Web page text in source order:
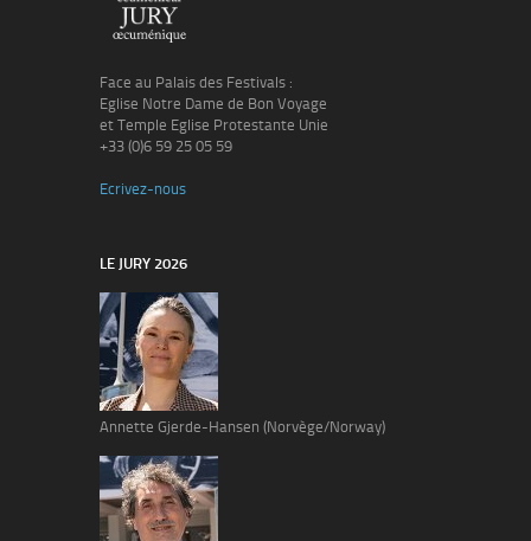
Face au Palais des Festivals :
Eglise Notre Dame de Bon Voyage
et Temple Eglise Protestante Unie
+33 (0)6 59 25 05 59
Ecrivez-nous
LE JURY 2026
Annette Gjerde-Hansen (Norvège/Norway)